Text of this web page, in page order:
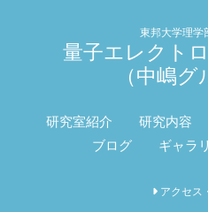
東邦大学理学
量子エレクト
（中嶋グ
研究室紹介 研究内容
ブログ
ギャラ
アクセス